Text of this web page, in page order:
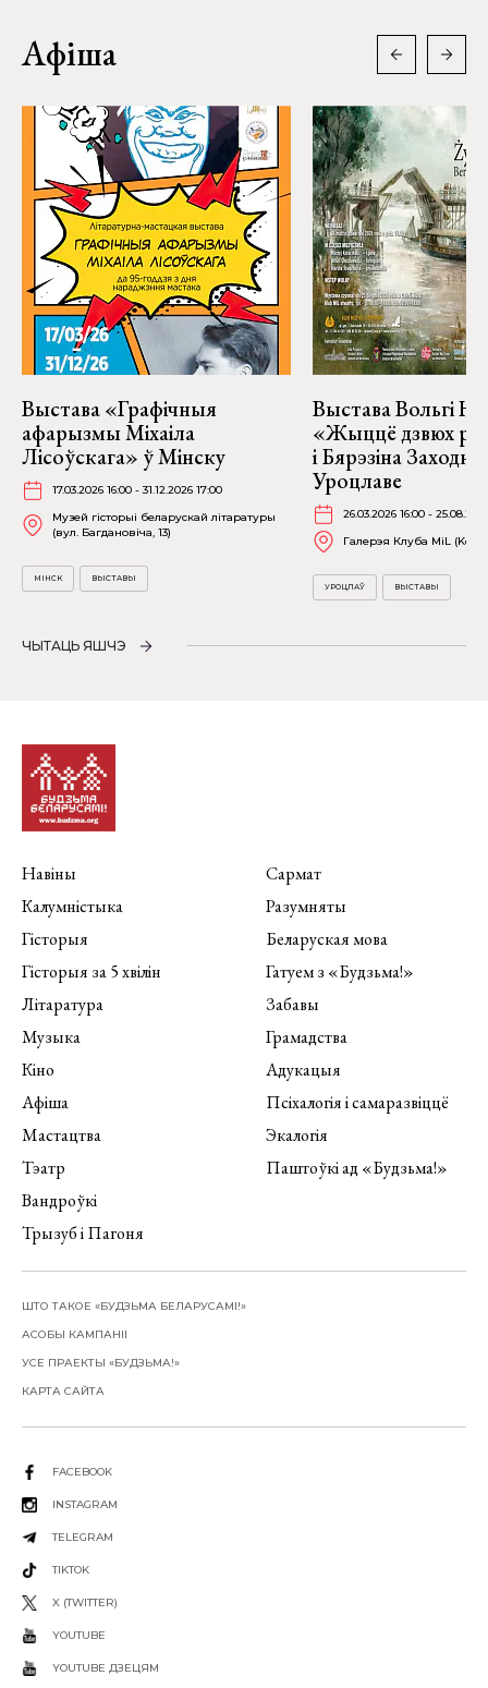
Афіша
Выстава «Графічныя
афарызмы Міхаіла
Лісоўскага» ў Мінску
17.03.2026 16:00 - 31.12.2026 17:00
Музей гісторыі беларускай літаратуры
(вул. Багдановіча, 13)
МІНСК ВЫСТАВЫ
Выстава Вольгі
«Жыццё дзвюх
і Бярэзіна
Уроцлаве
26.03.2026 16:00 -
Галерэя Клуба MiL
УРОЦЛАЎ ВЫСТАВЫ
ЧЫТАЦЬ ЯШЧЭ
Навіны
Калумністыка
Гісторыя
Гісторыя за 5 хвілін
Літаратура
Музыка
Кіно
Афіша
Мастацтва
Тэатр
Вандроўкі
Трызуб і Пагоня
Сармат
Разумняты
Беларуская мова
Гатуем з «Будзьма!»
Забавы
Грамадства
Адукацыя
Псіхалогія і самаразвіццё
Экалогія
Паштоўкі ад «Будзьма!»
ШТО ТАКОЕ «БУДЗЬМА БЕЛАРУСАМІ!»
АСОБЫ КАМПАНІІ
УСЕ ПРАЕКТЫ «БУДЗЬМА!»
КАРТА САЙТА
FACEBOOK
INSTAGRAM
TELEGRAM
TIKTOK
X (TWITTER)
YOUTUBE
YOUTUBE ДЗЕЦЯМ